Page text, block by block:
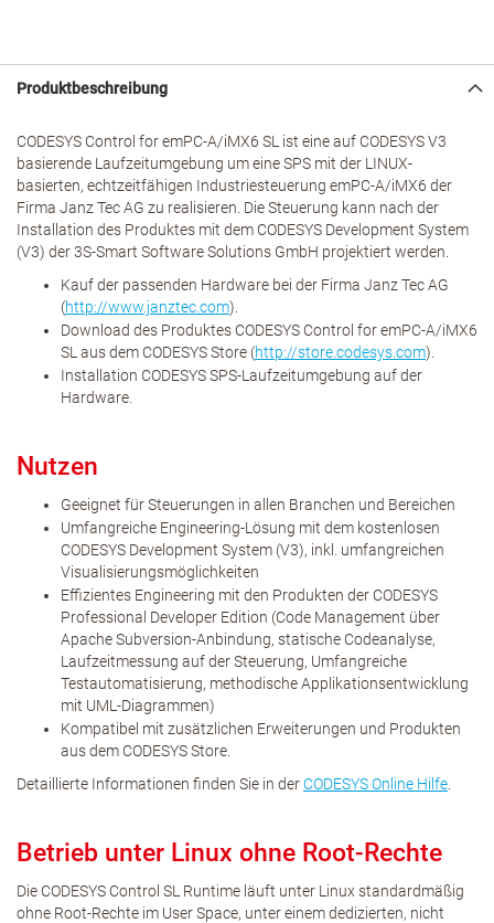
Produktbeschreibung
CODESYS Control for emPC-A/iMX6 SL ist eine auf CODESYS V3
basierende Laufzeitumgebung um eine SPS mit der LINUX-
basierten, echtzeitfähigen Industriesteuerung emPC-A/iMX6 der
Firma Janz Tec AG zu realisieren. Die Steuerung kann nach der
Installation des Produktes mit dem CODESYS Development System
(V3) der 3S-Smart Software Solutions GmbH projektiert werden.
Kauf der passenden Hardware bei der Firma Janz Tec AG
(http://www.janztec.com).
Download des Produktes CODESYS Control for emPC-A/iMX6
SL aus dem CODESYS Store (http://store.codesys.com).
Installation CODESYS SPS-Laufzeitumgebung auf der
Hardware.
Nutzen
Geeignet für Steuerungen in allen Branchen und Bereichen
Umfangreiche Engineering-Lösung mit dem kostenlosen
CODESYS Development System (V3), inkl. umfangreichen
Visualisierungsmöglichkeiten
Effizientes Engineering mit den Produkten der CODESYS
Professional Developer Edition (Code Management über
Apache Subversion-Anbindung, statische Codeanalyse,
Laufzeitmessung auf der Steuerung, Umfangreiche
Testautomatisierung, methodische Applikationsentwicklung
mit UML-Diagrammen)
Kompatibel mit zusätzlichen Erweiterungen und Produkten
aus dem CODESYS Store.
Detaillierte Informationen finden Sie in derCODESYS Online Hilfe
Betrieb unter Linux ohne Root-Rechte
Die CODESYS Control SL Runtime läuft unter Linux standardmäßig
ohne Root-Rechte im User Space, unter einem dedizierten, nicht